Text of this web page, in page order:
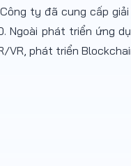
ty đã cung cấp
phát triển ứng
phát triển